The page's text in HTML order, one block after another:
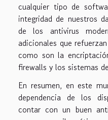
cualquier tipo de
integridad de nuestros
de los antivirus
adicionales que
como son la
firewalls y los sistemas
En resumen, en este
dependencia de los
contar con un buen